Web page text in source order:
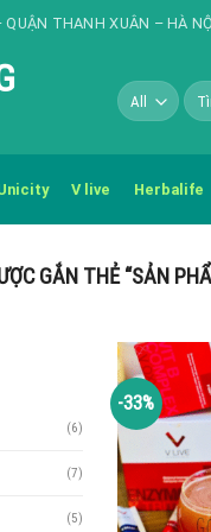
THANH XUÂN – HÀ
Tìm
kiếm:
V live Herbalife
GẮN THẺ “SẢN
(6)
(7)
(5)
-33%